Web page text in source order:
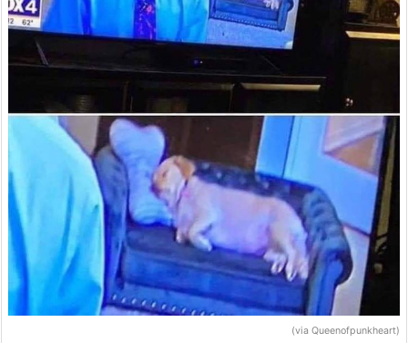
(via Queenofpunkheart)